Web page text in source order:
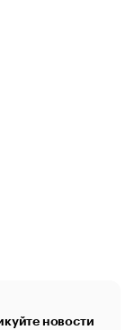
новости